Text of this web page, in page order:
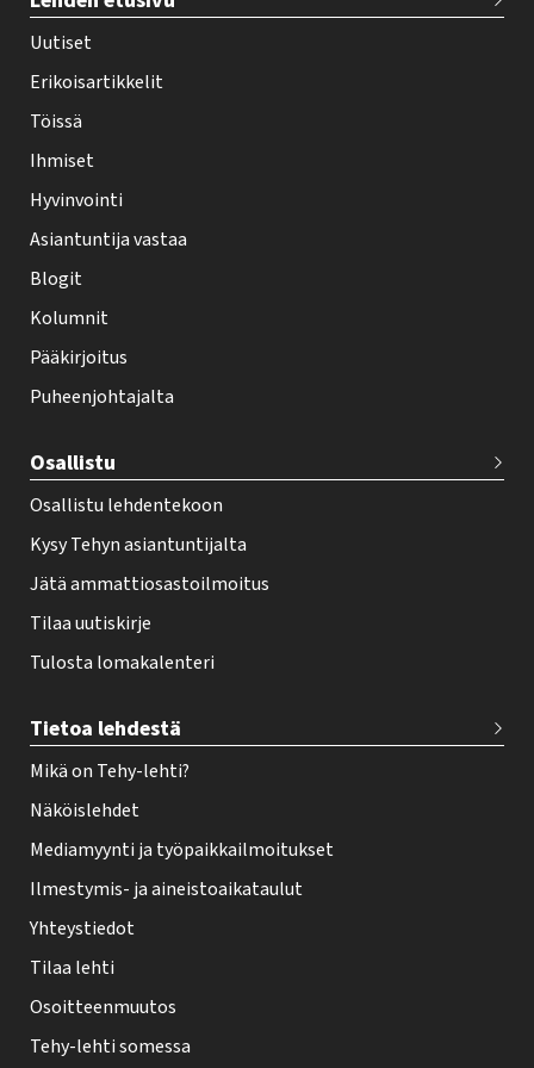
e
h
y
-
e
h
t
i
f
o
t
r
Uutiset
Erikoisartikkelit
Töissä
Ihmiset
Hyvinvointi
Asiantuntija vastaa
Blogit
Kolumnit
Pääkirjoitus
Puheenjohtajalta
Osallistu
Osallistu lehdentekoon
Kysy Tehyn asiantuntijalta
Jätä ammattiosastoilmoitus
Tilaa uutiskirje
Tulosta lomakalenteri
Tietoa lehdestä
Mikä on Tehy-lehti?
Näköislehdet
Mediamyynti ja työpaikkailmoitukset
Ilmestymis- ja aineistoaikataulut
Yhteystiedot
Tilaa lehti
Osoitteenmuutos
Tehy-lehti somessa